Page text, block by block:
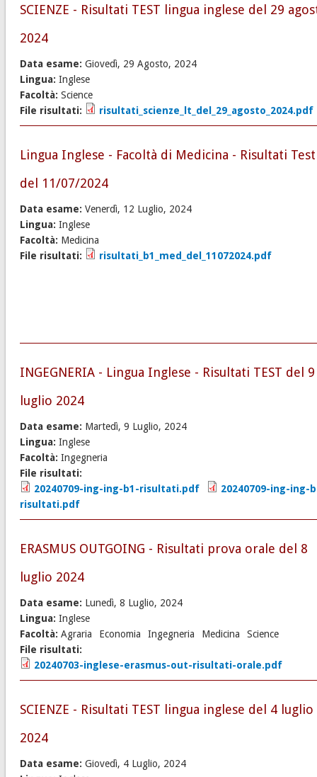
SCIENZE - Risultati TEST lingua inglese del 29
2024
Data esame: Giovedì, 29 Agosto, 2024
Lingua: Inglese
Facoltà: Science
File risultati:
risultati_scienze_lt_del_29_agosto_2024.pdf
Lingua Inglese - Facoltà di Medicina - Risultati Test
del 11/07/2024
Data esame: Venerdì, 12 Luglio, 2024
Lingua: Inglese
Facoltà: Medicina
File risultati:
risultati_b1_med_del_11072024.pdf
INGEGNERIA - Lingua Inglese - Risultati TEST del 9
luglio 2024
Data esame: Martedì, 9 Luglio, 2024
Lingua: Inglese
Facoltà: Ingegneria
File risultati:
20240709-ing-ing-b1-risultati.pdf
20240709-ing-ing-
risultati.pdf
ERASMUS OUTGOING - Risultati prova orale del 8
luglio 2024
Data esame: Lunedì, 8 Luglio, 2024
Lingua: Inglese
Facoltà: Agraria Economia Ingegneria Medicina
Science
File risultati:
20240703-inglese-erasmus-out-risultati-orale.pdf
SCIENZE - Risultati TEST lingua inglese del 4 luglio
2024
Data esame: Giovedì, 4 Luglio, 2024